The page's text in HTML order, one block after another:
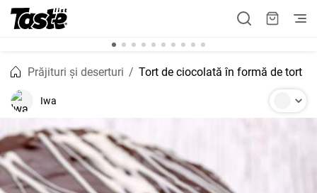
Prăjituri și deserturi Tort de ciocolată în formă de tort
Iwa